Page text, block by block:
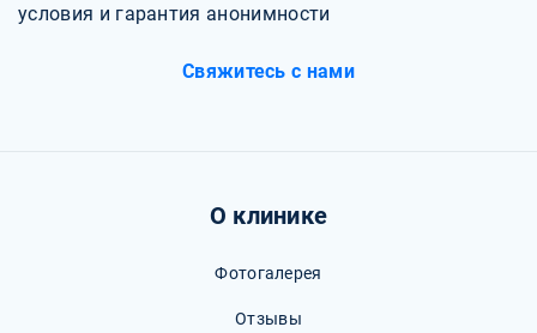
условия и гарантия анонимности
Свяжитесь с нами
О клинике
Фотогалерея
Отзывы